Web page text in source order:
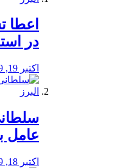
️اعطا
در
اکتبر 19, 2019
عامل
اکتبر 18, 2019